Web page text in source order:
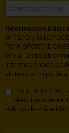
Información
el RGPD y la
enviar un boletín
información acerca
visite nuestra política
ENTIENDO Y
describe
Política de